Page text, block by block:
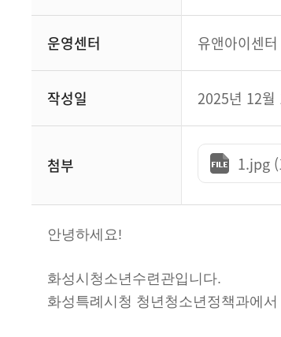
운영센터 유앤아이센터
작성일 2025년 12월
첨부 1.jpg
안녕하세요!
화성시청소년수련관입니다.
화성특례시청 청년청소년정책과에